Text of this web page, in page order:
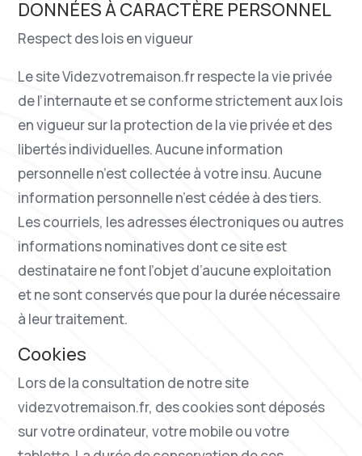
DONNÉES À CARACTÈRE PERSONNEL
Respect des lois en vigueur
Le site Videzvotremaison.fr respecte la vie privée
de l’internaute et se conforme strictement aux lois
en vigueur sur la protection de la vie privée et des
libertés individuelles. Aucune information
personnelle n’est collectée à votre insu. Aucune
information personnelle n’est cédée à des tiers.
Les courriels, les adresses électroniques ou autres
informations nominatives dont ce site est
destinataire ne font l’objet d’aucune exploitation
et ne sont conservés que pour la durée nécessaire
à leur traitement.
Cookies
Lors de la consultation de notre site
videzvotremaison.fr, des cookies sont déposés
sur votre ordinateur, votre mobile ou votre